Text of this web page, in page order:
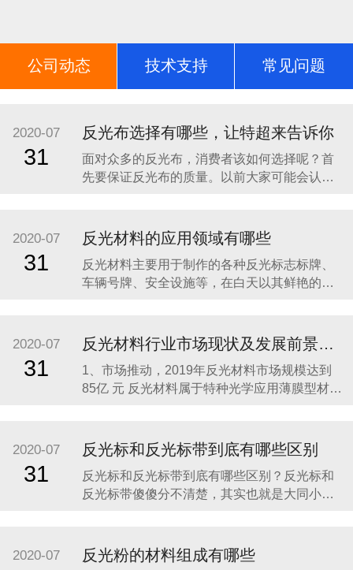
公司动态 技术支持 常见问题
2020-07
31
反光布选择有哪些，让特超来告诉你
面对众多的反光布，消费者该如何选择呢？首
先要保证反光布的质量。以前大家可能会认为
正规厂家生产的，这样就能够保证反光布的质
量以及光学膜在使用过程中的安全性。 其次要
选择反光布的反光时间比较久的。反光布应用
在不同的行业中，
2020-07
31
反光材料的应用领域有哪些
反光材料主要用于制作的各种反光标志标牌、
车辆号牌、安全设施等，在白天以其鲜艳的色
的识别能力，看清目标，引起警觉，从而避免
事故发生，减少人员伤亡，降低经济损失，成
为道路交通不可缺少的安全卫士，有着明显的
的社会效益。使用范
2020-07
31
反光材料行业市场现状及发展前景分析
1、市场推动，2019年反光材料市场规模达到
85亿 元 反光材料属于特种光学应用薄膜型材
两类。 由于我国近些年的经济飞速发展，我国
的公路建设、汽车产业、城镇化建设、广告产
业等一直处在一种高速发展的状态，所以对于
反光材料产
2020-07
31
反光标和反光标带到底有哪些区别
反光标和反光标带到底有哪些区别？反光标和
反光标带傻傻分不清楚，其实也就是大同小
的色彩起到明显的警示作用，在夜间或光线不
足的情况下，其明亮的反光效果可以有效地增
2020-07 反光粉的材料组成有哪些